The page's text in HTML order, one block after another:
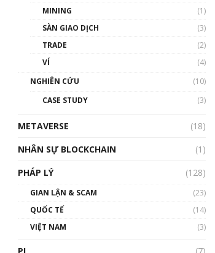
01:34:46
MINING
(1)
SÀN GIAO DỊCH
(3)
TRADE
(2)
VÍ
(4)
NGHIÊN CỨU
(10)
CASE STUDY
(3)
METAVERSE
(18)
NHÂN SỰ BLOCKCHAIN
(1)
PHÁP LÝ
(128)
GIAN LẬN & SCAM
(23)
QUỐC TẾ
(14)
VIỆT NAM
(3)